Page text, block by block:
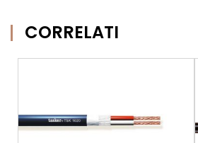
CORRELATI